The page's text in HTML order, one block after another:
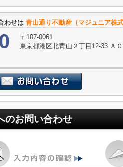
わせは 青山通り不動産（マジュニア株
〒107-0061
東京都港区北青山２丁目12-33 Ａ
のお問い合わせ